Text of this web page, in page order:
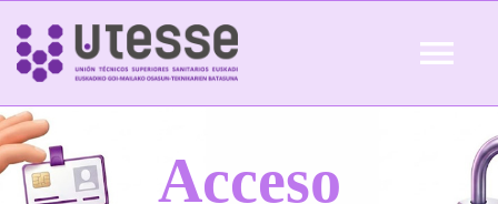
Skip
content
Inicio
Acceso